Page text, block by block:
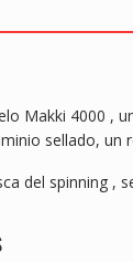
Makki 4000 ,
sellado,
del spinning ,